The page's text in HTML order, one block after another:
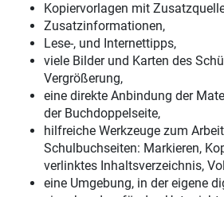
Kopiervorlagen mit
Zusatzinformationen,
Lese-, und Internettipps,
viele Bilder und Karten des
Vergrößerung,
eine direkte Anbindung der
der Buchdoppelseite,
hilfreiche Werkzeuge zum
Schulbuchseiten: Markieren,
verlinktes Inhaltsverzeichnis,
eine Umgebung, in der eigene